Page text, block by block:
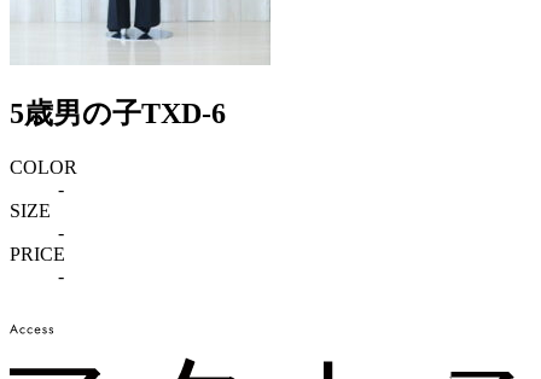
5歳男の子TXD-6
COLOR
-
SIZE
-
PRICE
-